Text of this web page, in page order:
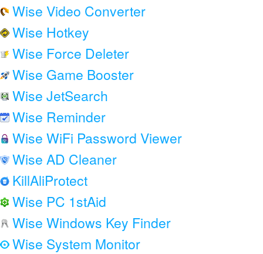
Wise Video Converter
Wise Hotkey
Wise Force Deleter
Wise Game Booster
Wise JetSearch
Wise Reminder
Wise WiFi Password Viewer
Wise AD Cleaner
KillAliProtect
Wise PC 1stAid
Wise Windows Key Finder
Wise System Monitor